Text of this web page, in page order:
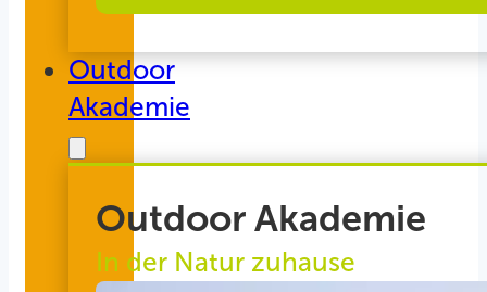
Outdoor
Akademie
Outdoor Akademie
In der Natur zuhause